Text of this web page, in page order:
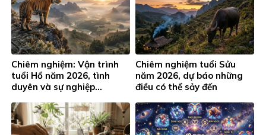
Chiêm nghiệm: Vận trình
tuổi Hổ năm 2026, tình
duyên và sự nghiệp…
Chiêm nghiệm tuổi Sửu
năm 2026, dự báo những
điều có thể sảy đến